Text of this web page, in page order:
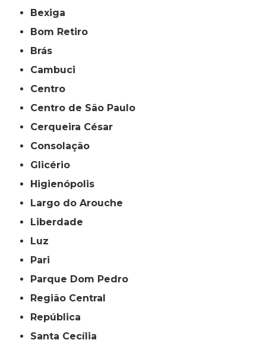
Bexiga
Bom Retiro
Brás
Cambuci
Centro
Centro de São Paulo
Cerqueira César
Consolação
Glicério
Higienópolis
Largo do Arouche
Liberdade
Luz
Pari
Parque Dom Pedro
Região Central
República
Santa Cecília